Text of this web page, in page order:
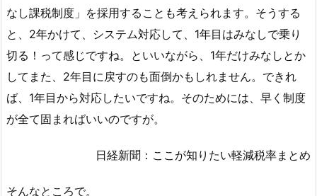
なし課税制度」を採用することも考えられます。そうする
と、2年かけて、システム対応して、1年目はみなしで乗り
切る！って感じですね。といいながら、1年だけみなしとか
してまた、2年目に戻すのも面倒かもしれません。できれ
ば、1年目から対応したいですね。そのためには、早く制度
が全て固まればいいのですが。
日経新聞：ここが知りたい軽減税率まとめ
そんなところで。